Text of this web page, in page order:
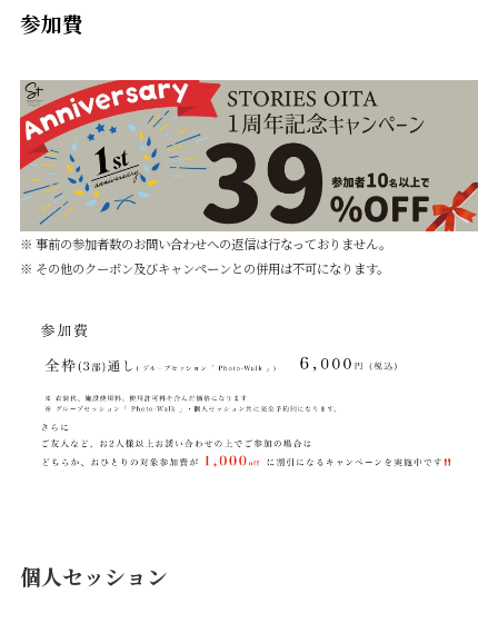
参加費
※ 事前の参加者数のお問い合わせへの返信は行なっておりません。
※ その他のクーポン及びキャンペーンとの併用は不可になります。
個人セッション